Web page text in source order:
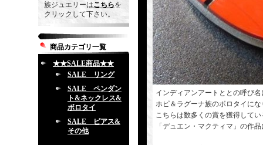
族ジュエリーはこちらを
クリックして下さい。
商品カテゴリ一覧
★★SALE商品★★
SALE リング
SALE ペンダン
ト&ネックレス&
ボロタイ
SALE ピアス&
その他
インディアンアートととの呼び
ホピ＆ラグーナ族のボロタイにな
こちらは数多くの賞を獲得して
「デュエン・マクティマ」の作